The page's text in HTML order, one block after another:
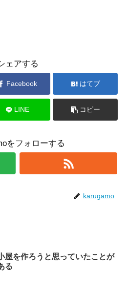
ェアする
Facebook はてブ
LINE コピー
をフォローする
karugamo
屋を作ろうと思っていたことが
る